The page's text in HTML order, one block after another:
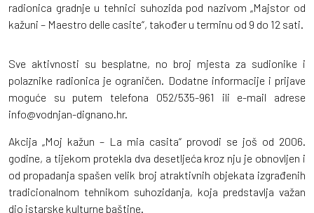
radionica gradnje u tehnici suhozida pod nazivom „Majstor od
kažuni – Maestro delle casite“, također u terminu od 9 do 12 sati.
Sve aktivnosti su besplatne, no broj mjesta za sudionike i
polaznike radionica je ograničen. Dodatne informacije i prijave
moguće su putem telefona 052/535-961 ili e-mail adrese
info@vodnjan-dignano.hr.
Akcija „Moj kažun – La mia casita“ provodi se još od 2006.
godine, a tijekom protekla dva desetljeća kroz nju je obnovljen i
od propadanja spašen velik broj atraktivnih objekata izgrađenih
tradicionalnom tehnikom suhozidanja, koja predstavlja važan
dio istarske kulturne baštine.